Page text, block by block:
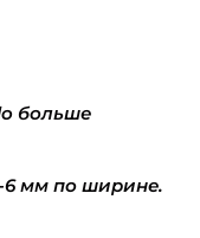
больше
6 мм по ширине.